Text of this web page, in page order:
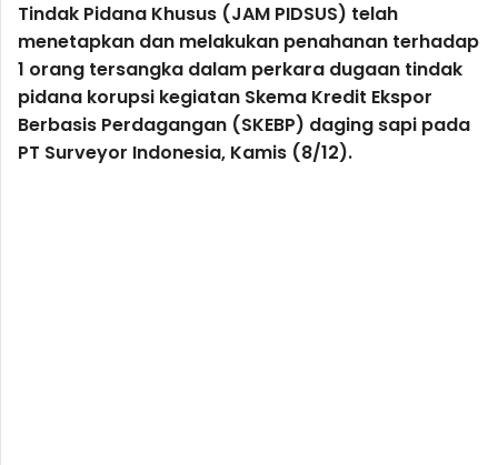
Tindak Pidana Khusus (JAM PIDSUS) telah
menetapkan dan melakukan penahanan terhadap
1 orang tersangka dalam perkara dugaan tindak
pidana korupsi kegiatan Skema Kredit Ekspor
Berbasis Perdagangan (SKEBP) daging sapi pada
PT Surveyor Indonesia, Kamis (8/12).